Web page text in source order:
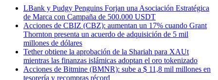
LBank y Pudgy Penguins Forjan una Asociación Estratégica
de Marca con Campaña de 500.000 USDT
Acciones de CBIZ (CBZ): aumentan un 17% cuando Grant
Thornton presenta un acuerdo de adquisición de 5 mil
millones de dólares
Tether obtiene la aprobación de la Shariah para XAUt
mientras las finanzas islámicas adoptan el oro tokenizado
Acciones de Bitmine (BMNR): sube a $ 11,8 mil millones en
tesorería y recompras récord